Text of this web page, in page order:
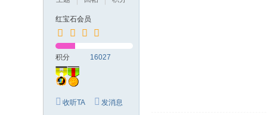
红宝石会员
积分 16027
收听TA 发消息